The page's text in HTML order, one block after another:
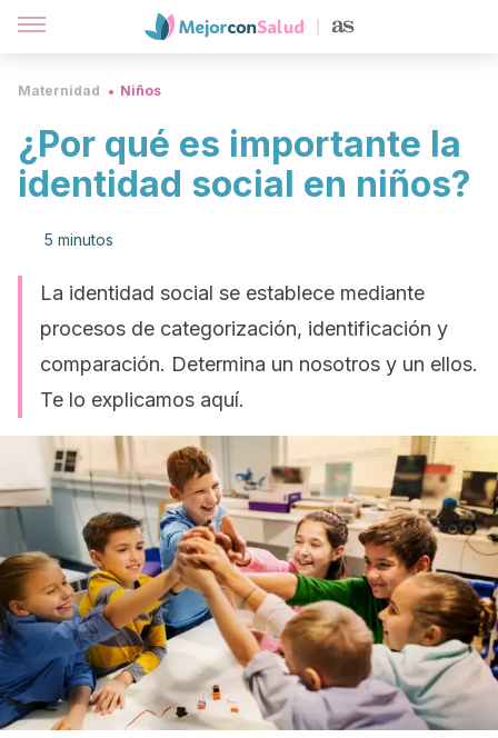
Maternidad Niños
¿Por qué es importante la
identidad social en niños?
5 minutos
La identidad social se establece mediante
procesos de categorización, identificación y
comparación. Determina un nosotros y un ellos.
Te lo explicamos aquí.